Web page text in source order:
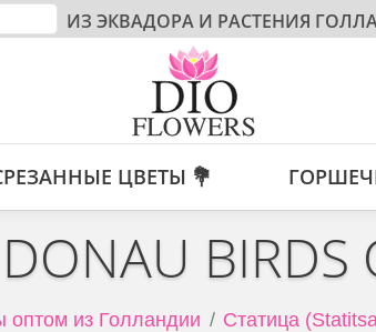
ИЗ ЭКВАДОРА И РАСТЕНИЯ
ЦВЕТЫ 💐
DONAU
оптом из Голландии Статица